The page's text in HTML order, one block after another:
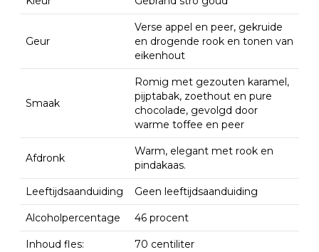
Geur
Verse appel en peer, gekruide
en drogende rook en tonen van
eikenhout
Smaak
Romig met gezouten karamel,
pijptabak, zoethout en pure
chocolade, gevolgd door
warme toffee en peer
Afdronk
Warm, elegant met rook en
pindakaas.
Leeftijdsaanduiding Geen leeftijdsaanduiding
Alcoholpercentage 46 procent
Inhoud fles: 70 centiliter